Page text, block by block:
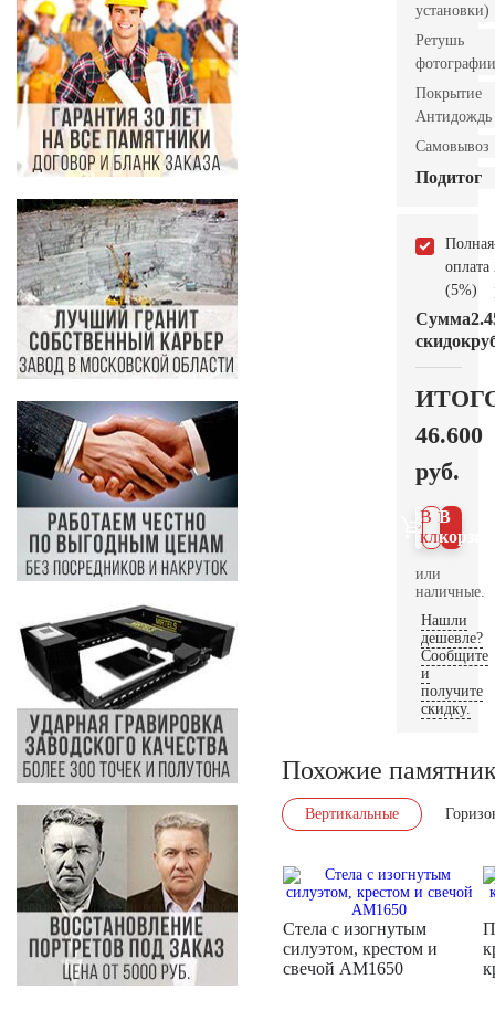
установки)
Ретушь
фотографии
Покрытие
Антидождь
Самовывоз
Подитог
Полная
оплата
(5%)
Сумма
скидок
46.600
руб.
В
В 1
клик
или
наличные.
Нашли
дешевле?
Сообщите
и
получите
скидку.
Похожие
Вертикальные
Стела с изогнутым
силуэтом, крестом и
свечой AM1650